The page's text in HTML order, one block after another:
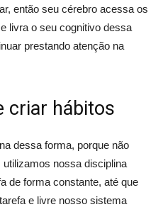
então seu cérebro acessa os
livra o seu cognitivo dessa
prestando atenção na
criar hábitos
dessa forma, porque não
utilizamos nossa disciplina
de forma constante, até que
e livre nosso sistema